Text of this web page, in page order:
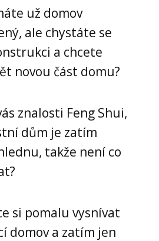
už domov
ale chystáte se
a chcete
novou část domu?
znalosti Feng Shui,
dům je zatím
takže není co
si pomalu vysnívat
domov a zatím jen